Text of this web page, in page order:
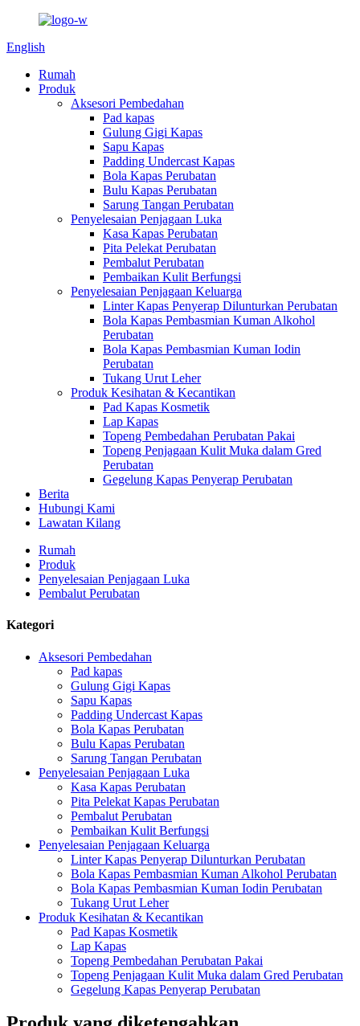
English
Rumah
Produk
Aksesori Pembedahan
Pad kapas
Gulung Gigi Kapas
Sapu Kapas
Padding Undercast Kapas
Bola Kapas Perubatan
Bulu Kapas Perubatan
Sarung Tangan Perubatan
Penyelesaian Penjagaan Luka
Kasa Kapas Perubatan
Pita Pelekat Perubatan
Pembalut Perubatan
Pembaikan Kulit Berfungsi
Penyelesaian Penjagaan Keluarga
Linter Kapas Penyerap Dilunturkan Perubatan
Bola Kapas Pembasmian Kuman Alkohol
Perubatan
Bola Kapas Pembasmian Kuman Iodin
Perubatan
Tukang Urut Leher
Produk Kesihatan & Kecantikan
Pad Kapas Kosmetik
Lap Kapas
Topeng Pembedahan Perubatan Pakai
Topeng Penjagaan Kulit Muka dalam Gred
Perubatan
Gegelung Kapas Penyerap Perubatan
Berita
Hubungi Kami
Lawatan Kilang
Rumah
Produk
Penyelesaian Penjagaan Luka
Pembalut Perubatan
Kategori
Aksesori Pembedahan
Pad kapas
Gulung Gigi Kapas
Sapu Kapas
Padding Undercast Kapas
Bola Kapas Perubatan
Bulu Kapas Perubatan
Sarung Tangan Perubatan
Penyelesaian Penjagaan Luka
Kasa Kapas Perubatan
Pita Pelekat Kapas Perubatan
Pembalut Perubatan
Pembaikan Kulit Berfungsi
Penyelesaian Penjagaan Keluarga
Linter Kapas Penyerap Dilunturkan Perubatan
Bola Kapas Pembasmian Kuman Alkohol Perubatan
Bola Kapas Pembasmian Kuman Iodin Perubatan
Tukang Urut Leher
Produk Kesihatan & Kecantikan
Pad Kapas Kosmetik
Lap Kapas
Topeng Pembedahan Perubatan Pakai
Topeng Penjagaan Kulit Muka dalam Gred Perubatan
Gegelung Kapas Penyerap Perubatan